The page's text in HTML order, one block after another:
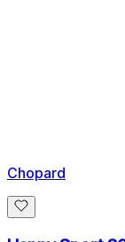
Chopard